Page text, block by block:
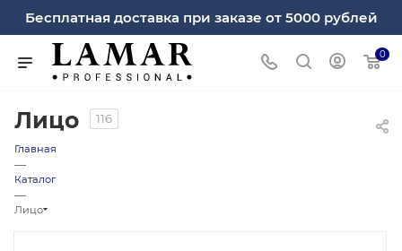
Бесплатная доставка при заказе от 5000 рублей
0
Лицо 116
Главная
—
Каталог
—
Лицо